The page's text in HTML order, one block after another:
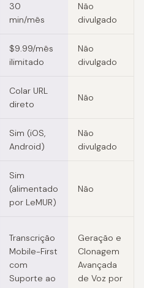
30
min/mês
Não
divulgado
$9.99/mês
ilimitado
Não
divulgado
Colar URL
direto
Não
Sim (iOS,
Android)
Não
divulgado
Sim
(alimentado
por LeMUR)
Não
Transcrição
Mobile-First
com
Suporte ao
Geração e
Clonagem
Avançada
de Voz por